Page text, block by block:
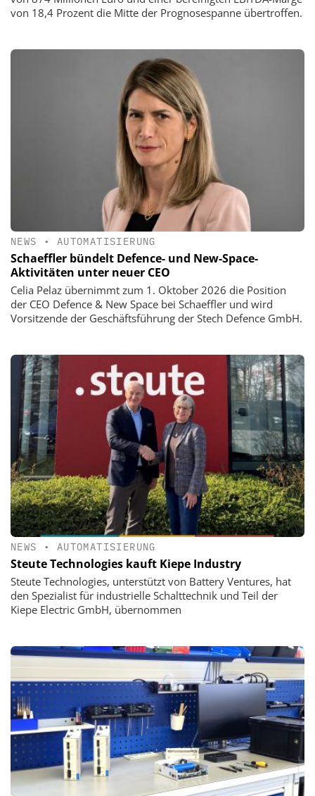
von 18,4 Prozent die Mitte der Prognosespanne übertroffen.
NEWS • AUTOMATISIERUNG
Schaeffler bündelt Defence- und New-Space-
Aktivitäten unter neuer CEO
Celia Pelaz übernimmt zum 1. Oktober 2026 die Position
der CEO Defence & New Space bei Schaeffler und wird
Vorsitzende der Geschäftsführung der Stech Defence GmbH.
NEWS • AUTOMATISIERUNG
Steute Technologies kauft Kiepe Industry
Steute Technologies, unterstützt von Battery Ventures, hat
den Spezialist für industrielle Schalttechnik und Teil der
Kiepe Electric GmbH, übernommen